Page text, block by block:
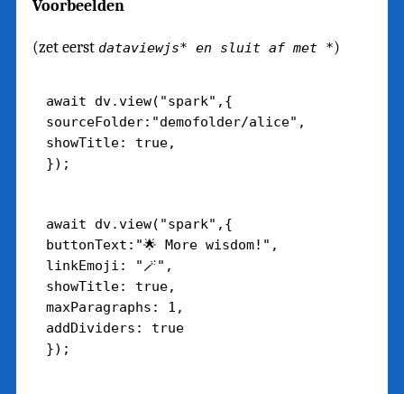
Voorbeelden
(zet eerst dataviewjs* en sluit af met *)
await dv.view("spark",{
sourceFolder:"demofolder/alice",
showTitle: true,
await dv.view("spark",{
buttonText:"🌟 More wisdom!",
linkEmoji: "🪄",
showTitle: true,
maxParagraphs: 1,
addDividers: true